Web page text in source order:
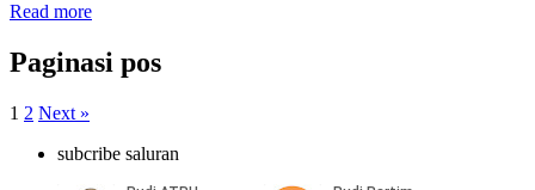
Read more
Paginasi pos
1 2 Next »
subcribe saluran